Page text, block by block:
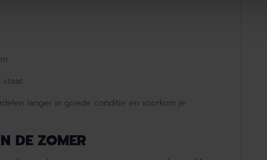
staat
langer in goede conditie en voorkom je
DE ZOMER